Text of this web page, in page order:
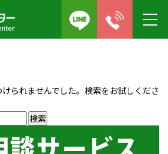
られませんでした。検索をお試しくださ